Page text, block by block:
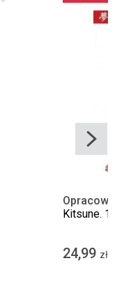
Kitsune.
24,99 zł